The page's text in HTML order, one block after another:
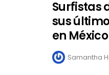
Surfistas
sus
en México
Samantha